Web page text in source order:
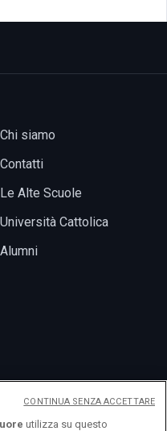
Chi siamo
Contatti
Le Alte Scuole
Università Cattolica
Alumni
utilizza su questo
CONTINUA SENZA ACCETTARE